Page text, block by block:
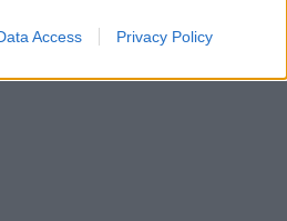
Access Privacy Policy